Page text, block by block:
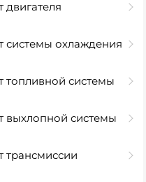
двигателя
системы охлаждения
топливной системы
выхлопной системы
трансмиссии